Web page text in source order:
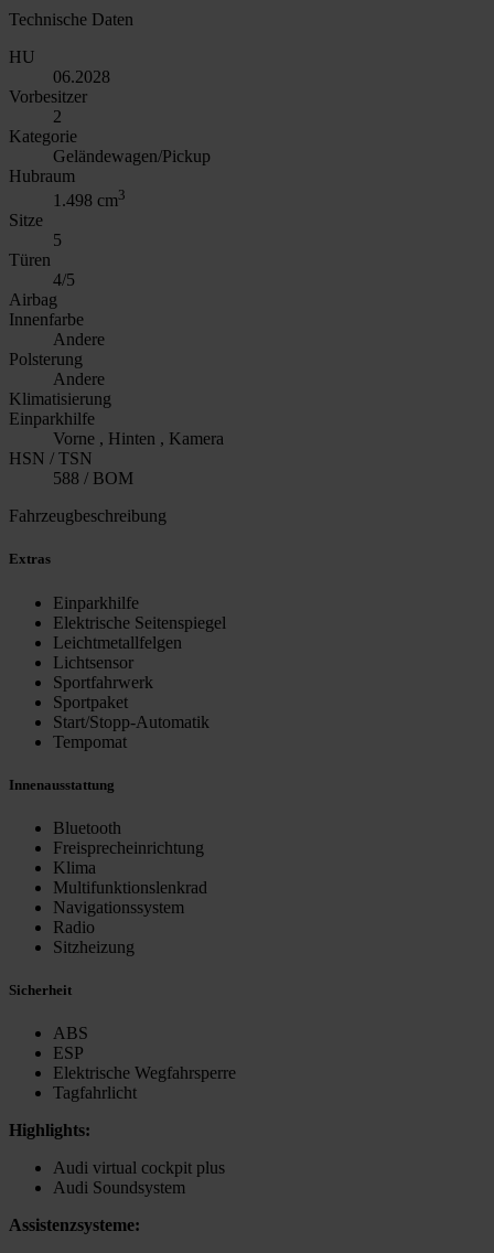
Technische Daten
HU
06.2028
Vorbesitzer
2
Kategorie
Geländewagen/Pickup
Hubraum
1.498 cm3
Sitze
5
Türen
4/5
Airbag
Innenfarbe
Andere
Polsterung
Andere
Klimatisierung
Einparkhilfe
Vorne , Hinten , Kamera
HSN / TSN
588 / BOM
Fahrzeugbeschreibung
Extras
Einparkhilfe
Elektrische Seitenspiegel
Leichtmetallfelgen
Lichtsensor
Sportfahrwerk
Sportpaket
Start/Stopp-Automatik
Tempomat
Innenausstattung
Bluetooth
Freisprecheinrichtung
Klima
Multifunktionslenkrad
Navigationssystem
Radio
Sitzheizung
Sicherheit
ABS
ESP
Elektrische Wegfahrsperre
Tagfahrlicht
Highlights:
Audi virtual cockpit plus
Audi Soundsystem
Assistenzsysteme: